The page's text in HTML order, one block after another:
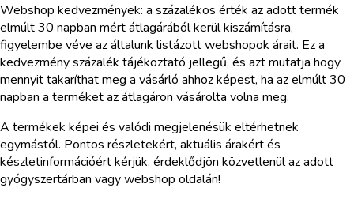
Webshop kedvezmények: a százalékos érték az adott termék
elmúlt 30 napban mért átlagárából kerül kiszámításra,
figyelembe véve az általunk listázott webshopok árait. Ez a
kedvezmény százalék tájékoztató jellegű, és azt mutatja hogy
mennyit takaríthat meg a vásárló ahhoz képest, ha az elmúlt 30
napban a terméket az átlagáron vásárolta volna meg.
A termékek képei és valódi megjelenésük eltérhetnek
egymástól. Pontos részletekért, aktuális árakért és
készletinformációért kérjük, érdeklődjön közvetlenül az adott
gyógyszertárban vagy webshop oldalán!